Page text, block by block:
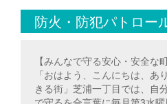
防火・防犯パトロー
【みんなで守る安心・安全な町
「おはよう、こんにちは、あ
きる街」芝浦一丁目では、自